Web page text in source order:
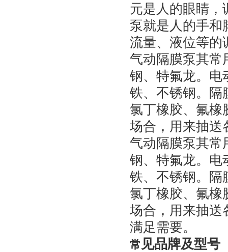
元是人的眼睛，
泵就是人的手和
流量、液位等的
气动隔膜泵其常
钢、特氟龙。电
铁、不锈钢。隔
氯丁橡胶、氟橡
场合，用来抽送
气动隔膜泵其常
钢、特氟龙。电
铁、不锈钢。隔
氯丁橡胶、氟橡
场合，用来抽送
满足需要。
常见品牌及型号